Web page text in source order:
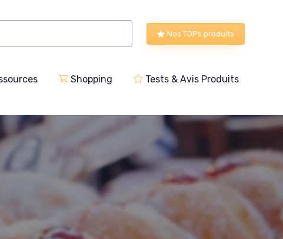
Nos TOPs produits
Shopping Tests & Avis Produits